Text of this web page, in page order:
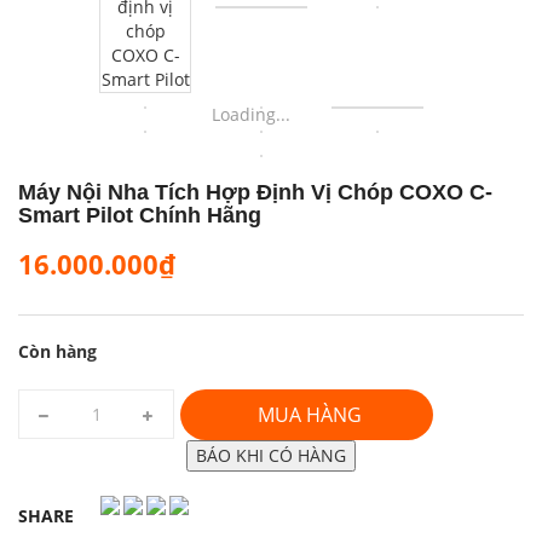
Loading...
Máy Nội Nha Tích Hợp Định Vị Chóp COXO C-
Smart Pilot Chính Hãng
16.000.000₫
Còn hàng
MUA HÀNG
BÁO KHI CÓ HÀNG
SHARE